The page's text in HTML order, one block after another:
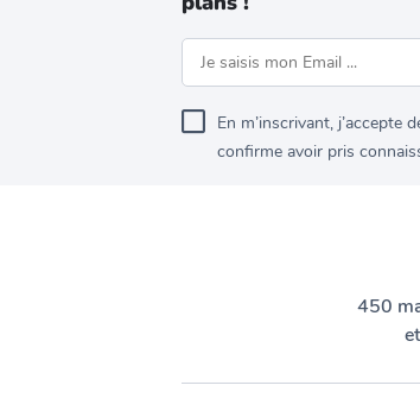
En m’inscrivant, j’accepte
confirme avoir pris
450